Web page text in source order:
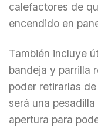
calefactores de
encendido en
También incluye
bandeja y parrilla
poder retirarlas
será una
apertura para